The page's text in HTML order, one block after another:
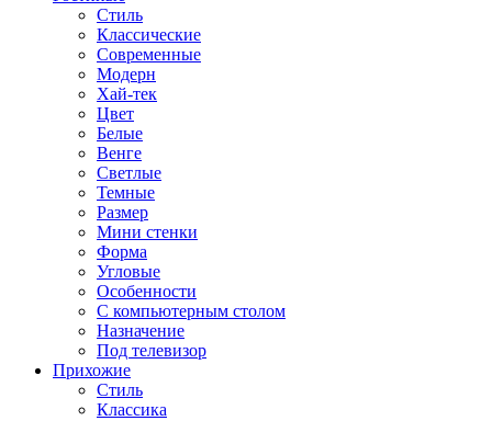
Стиль
Классические
Современные
Модерн
Хай-тек
Цвет
Белые
Венге
Светлые
Темные
Размер
Мини стенки
Форма
Угловые
Особенности
С компьютерным столом
Назначение
Под телевизор
Прихожие
Стиль
Классика